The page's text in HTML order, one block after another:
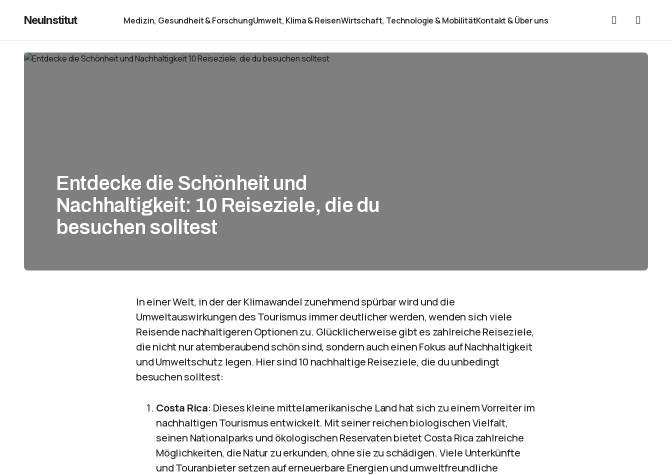
NeuInstitut Medizin, Gesundheit & ForschungUmwelt, Klima & ReisenWirtschaft, Technologie & MobilitätKontakt & Über uns
Entdecke die Schönheit und
Nachhaltigkeit: 10 Reiseziele, die du
besuchen solltest
In einer Welt, in der der Klimawandel zunehmend spürbar wird und die
Umweltauswirkungen des Tourismus immer deutlicher werden, wenden sich viele
Reisende nachhaltigeren Optionen zu. Glücklicherweise gibt es zahlreiche Reiseziele,
die nicht nur atemberaubend schön sind, sondern auch einen Fokus auf Nachhaltigkeit
und Umweltschutz legen. Hier sind 10 nachhaltige Reiseziele, die du unbedingt
besuchen solltest:
Costa Rica: Dieses kleine mittelamerikanische Land hat sich zu einem Vorreiter im
nachhaltigen Tourismus entwickelt. Mit seiner reichen biologischen Vielfalt,
seinen Nationalparks und ökologischen Reservaten bietet Costa Rica zahlreiche
Möglichkeiten, die Natur zu erkunden, ohne sie zu schädigen. Viele Unterkünfte
und Touranbieter setzen auf erneuerbare Energien und umweltfreundliche